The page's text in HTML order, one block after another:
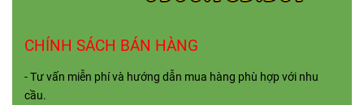
CHÍNH SÁCH BÁN HÀNG
- Tư vấn miễn phí và hướng dẫn mua hàng phù hợp với nhu
cầu.